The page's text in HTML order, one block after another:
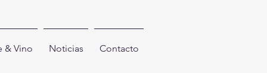
& Vino Noticias Contacto